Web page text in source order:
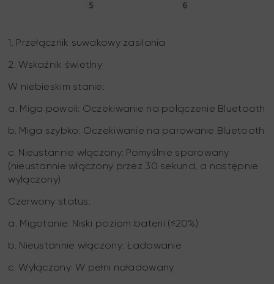
1. Przełącznik suwakowy zasilania
2. Wskaźnik świetlny
W niebieskim stanie:
a. Miga powoli: Oczekiwanie na połączenie Bluetooth
b. Miga szybko: Oczekiwanie na parowanie Bluetooth
c. Nieustannie włączony: Pomyślnie sparowany
(nieustannie włączony przez 30 sekund, a następnie
wyłączony)
Czerwony status:
a. Migotanie: Niski poziom baterii (≤20%)
b. Nieustannie włączony: Ładowanie
c. Wyłączony: W pełni naładowany